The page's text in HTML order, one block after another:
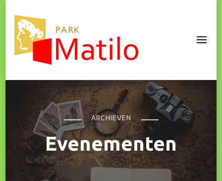
Park Matilo
ARCHIEVEN
Evenementen